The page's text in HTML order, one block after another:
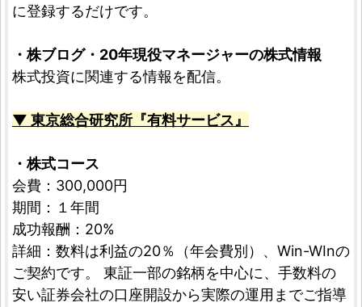
に登録するだけです。
・株ブログ・20年現役マネージャーの株式情報
株式投資に関連する情報を配信。
▼ 東京総合研究所『有料サービス』
・株式コース
会費：300,000円
期間：１年間
成功報酬：20%
詳細：数料は利益の20％（年会費別）、Win-WInの
ご契約です。 東証一部の銘柄を中心に、手数料の
安い証券会社の口座開設から実際の運用までご指導